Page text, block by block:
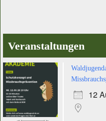
Veranstaltungen
12